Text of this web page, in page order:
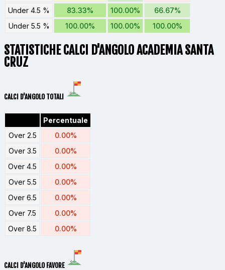
Under 4.5 %
83.33% 100.00%
66.67%
Under 5.5 %
100.00% 100.00% 100.00%
STATISTICHE CALCI D'ANGOLO ACADEMIA SANTA
CRUZ
CALCI D'ANGOLO TOTALI
Percentuale
Over 2.5
0.00%
Over 3.5
0.00%
Over 4.5
0.00%
Over 5.5
0.00%
Over 6.5
0.00%
Over 7.5
0.00%
Over 8.5
0.00%
CALCI D'ANGOLO FAVORE